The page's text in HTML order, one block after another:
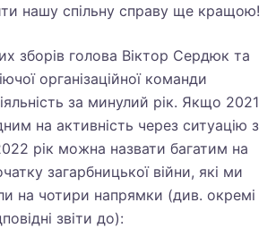
нашу спільну справу ще кращою!
зборів голова Віктор Сердюк та
організаційної команди
за минулий рік. Якщо 2021
на активність через ситуацію з
рік можна назвати багатим на
загарбницької війни, які ми
на чотири напрямки (див. окремі
звіти до):